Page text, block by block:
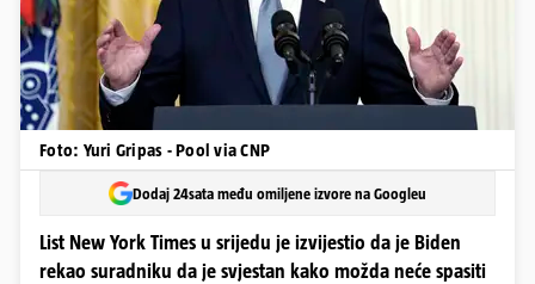
Foto: Yuri Gripas - Pool via CNP
Dodaj 24sata među omiljene izvore na Googleu
List New York Times u srijedu je izvijestio da je Biden
rekao suradniku da je svjestan kako možda neće spasiti